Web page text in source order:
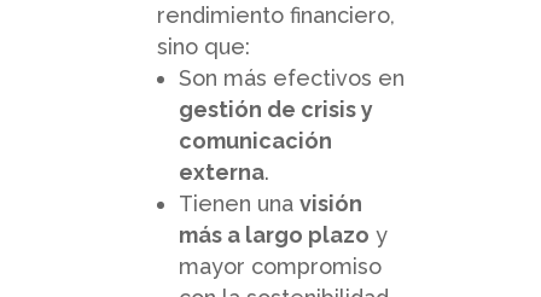
rendimiento financiero,
sino que:
Son más efectivos en
gestión de crisis y
comunicación
externa.
Tienen una visión
más a largo plazo y
mayor compromiso